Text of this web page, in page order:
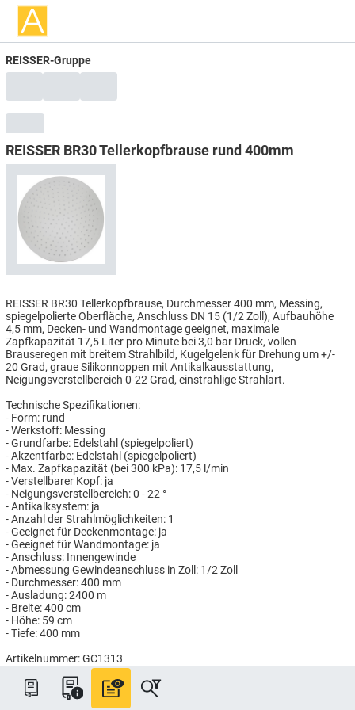
REISSER-Gruppe
REISSER BR30 Tellerkopfbrause rund 400mm
REISSER BR30 Tellerkopfbrause, Durchmesser 400 mm, Messing,
spiegelpolierte Oberfläche, Anschluss DN 15 (1/2 Zoll), Aufbauhöhe
4,5 mm, Decken- und Wandmontage geeignet, maximale
Zapfkapazität 17,5 Liter pro Minute bei 3,0 bar Druck, vollen
Brauseregen mit breitem Strahlbild, Kugelgelenk für Drehung um +/-
20 Grad, graue Silikonnoppen mit Antikalkausstattung,
Neigungsverstellbereich 0-22 Grad, einstrahlige Strahlart.
Technische Spezifikationen:
- Form: rund
- Werkstoff: Messing
- Grundfarbe: Edelstahl (spiegelpoliert)
- Akzentfarbe: Edelstahl (spiegelpoliert)
- Max. Zapfkapazität (bei 300 kPa): 17,5 l/min
- Verstellbarer Kopf: ja
- Neigungsverstellbereich: 0 - 22 °
- Antikalksystem: ja
- Anzahl der Strahlmöglichkeiten: 1
- Geeignet für Deckenmontage: ja
- Geeignet für Wandmontage: ja
- Anschluss: Innengewinde
- Abmessung Gewindeanschluss in Zoll: 1/2 Zoll
- Durchmesser: 400 mm
- Ausladung: 2400 m
- Breite: 400 cm
- Höhe: 59 cm
- Tiefe: 400 mm
Artikelnummer: GC1313